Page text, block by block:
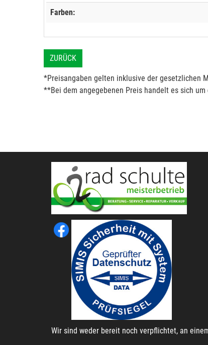
Farben:
ZURÜCK
*Preisangaben gelten inklusive der gesetzlichen
**Bei dem angegebenen Preis handelt es sich
Wir sind weder bereit noch verpflichtet, an